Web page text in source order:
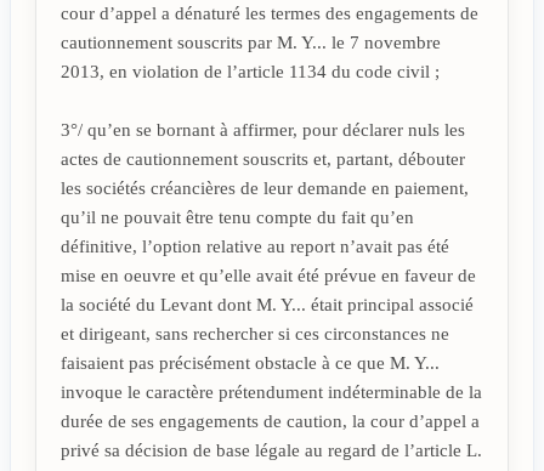
cour d’appel a dénaturé les termes des engagements de
cautionnement souscrits par M. Y... le 7 novembre
2013, en violation de l’article 1134 du code civil ;
3°/ qu’en se bornant à affirmer, pour déclarer nuls les
actes de cautionnement souscrits et, partant, débouter
les sociétés créancières de leur demande en paiement,
qu’il ne pouvait être tenu compte du fait qu’en
définitive, l’option relative au report n’avait pas été
mise en oeuvre et qu’elle avait été prévue en faveur de
la société du Levant dont M. Y... était principal associé
et dirigeant, sans rechercher si ces circonstances ne
faisaient pas précisément obstacle à ce que M. Y...
invoque le caractère prétendument indéterminable de la
durée de ses engagements de caution, la cour d’appel a
privé sa décision de base légale au regard de l’article L.